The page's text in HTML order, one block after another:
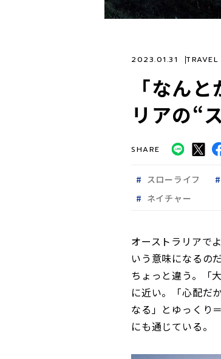
「なん
リアの“
2023.01.31 TRAVEL
SHARE
スローライフ
ネイチャー
オーストラリアで
いう意味になるの
ちょっと違う。「
に近い。「心配だ
なる」とゆっくり
にも通じている。